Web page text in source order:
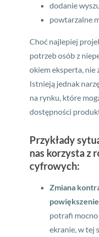
dodanie
powtarzalne
Choć najlepiej
potrzeb osób z
okiem eksperta, nie
Istnieją jednak
na rynku, które
dostępności
Przykłady
nas korzysta z
cyfrowych:
Zmiana
potrafi mocno
ekranie, w tej